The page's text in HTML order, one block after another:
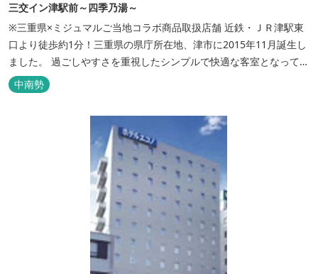
三交イン津駅前～四季乃湯～
※三重県×ミジュマルご当地コラボ商品取扱店舗 近鉄・ＪＲ津駅東
口より徒歩約1分！三重県の県庁所在地、津市に2015年11月誕生し
ました。 過ごしやすさを重視したシンプルで快適な客室となってお
り、ベッドはワイドなサイズで、羽毛布団をご用意。女性にやさし
いアメニティグッズを取り揃えており、連泊の方用にコインランド
リーもあります。 ご宿泊者専用の人工温泉大浴場「四季乃湯」で
中南勢